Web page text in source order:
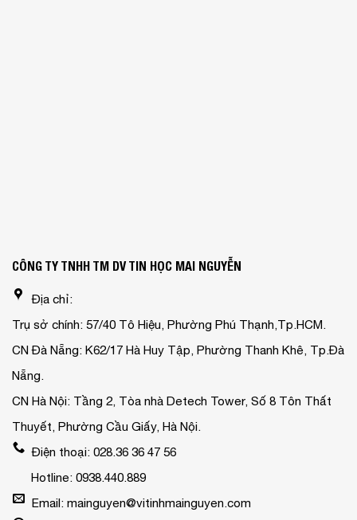
CÔNG TY TNHH TM DV TIN HỌC MAI NGUYỄN
Địa chỉ:
Trụ sở chính: 57/40 Tô Hiệu, Phường Phú Thạnh,Tp.HCM.
CN Đà Nẵng: K62/17 Hà Huy Tập, Phường Thanh Khê, Tp.Đà
Nẵng.
CN Hà Nội: Tầng 2, Tòa nhà Detech Tower, Số 8 Tôn Thất
Thuyết, Phường Cầu Giấy, Hà Nội.
Điện thoại: 028.36 36 47 56
Hotline: 0938.440.889
Email: mainguyen@vitinhmainguyen.com